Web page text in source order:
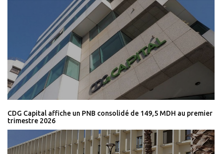
CDG Capital affiche un PNB consolidé de 149,5 MDH au premier
trimestre 2026